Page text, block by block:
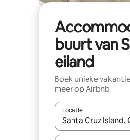
buurt van
eiland
Boek unieke
meer op Airbnb
Locatie
Wanneer er